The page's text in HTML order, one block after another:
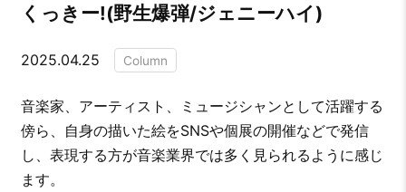
くっきー!(野生爆弾/ジェニーハイ)
2025.04.25 Column
音楽家、アーティスト、ミュージシャンとして活躍する
傍ら、自身の描いた絵をSNSや個展の開催などで発信
し、表現する方が音楽業界では多く見られるように感じ
ます。